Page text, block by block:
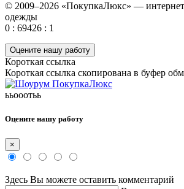
© 2009–2026 «ПокупкаЛюкс» —
одежды
0 : 69426 : 1
Оцените нашу работу
Короткая ссылка
Короткая ссылка скопирована в буфер
ььооотьь
Оцените нашу работу
×
Здесь Вы можете оставить комментарий